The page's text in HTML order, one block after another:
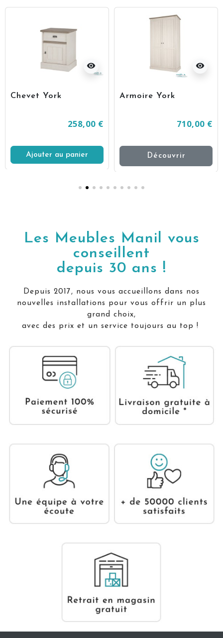
visibility
Chevet York
258,00 €
Ajouter au panier
visibility
Armoire York
710,00 €
Découvrir
Les Meubles Manil vous
conseillent
depuis 30 ans !
Depuis 2017, nous vous accueillons dans nos
nouvelles installations pour vous offrir un plus
grand choix,
avec des prix et un service toujours au top !